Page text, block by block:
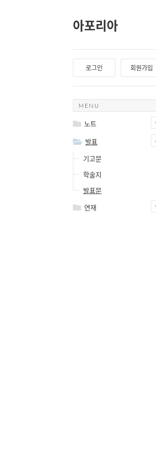
아포리아
로그인 회원가입
MENU
노트
발표
기고문
학술지
발표문
연재